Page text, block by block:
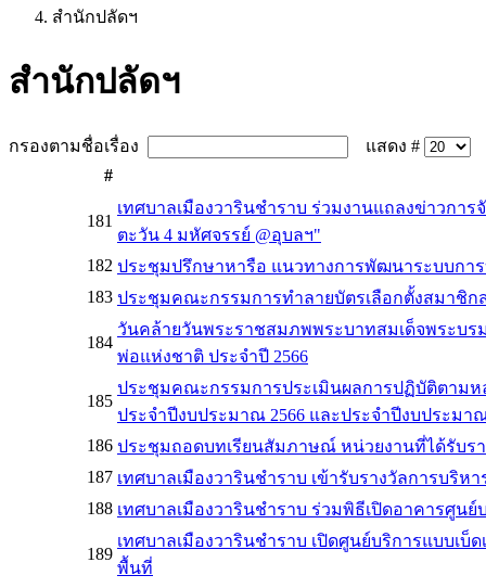
สำนักปลัดฯ
สำนักปลัดฯ
กรองตามชื่อเรื่อง
แสดง #
#
181
เทศบาลเมืองวารินชำราบ ร่วมงานแถลงข่าวกา
ตะวัน 4 มหัศจรรย์ @อุบลฯ"
182 ประชุมปรึกษาหารือ แนวทางการพัฒนาระบบกา
183 ประชุมคณะกรรมการทำลายบัตรเลือกตั้งสมาชิก
184
วันคล้ายวันพระราชสมภพพระบาทสมเด็จพระบ
พ่อแห่งชาติ ประจำปี 2566
185
ประชุมคณะกรรมการประเมินผลการปฏิบัติตามห
ประจำปีงบประมาณ 2566 และประจำปีงบประมา
186 ประชุมถอดบทเรียนสัมภาษณ์ หน่วยงานที่ได้รับร
187 เทศบาลเมืองวารินชำราบ เข้ารับรางวัลการบริห
188 เทศบาลเมืองวารินชำราบ ร่วมพิธีเปิดอาคารศูน
189
เทศบาลเมืองวารินชำราบ เปิดศูนย์บริการแบบเบ็
พื้นที่